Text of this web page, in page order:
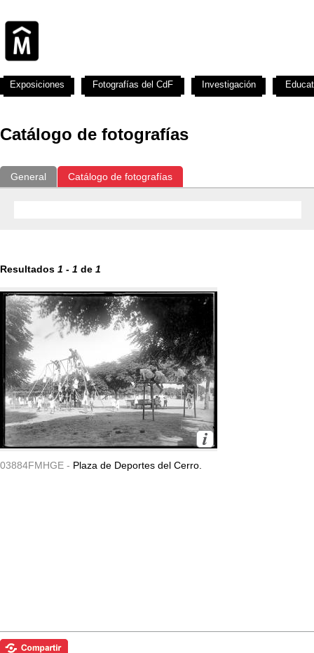
Catálogo de fotografías
General Catálogo de fotografías
Resultados 1 - 1 de 1
03884FMHGE - Plaza de Deportes del Cerro.
Exposiciones Fotografías del CdF Investigación